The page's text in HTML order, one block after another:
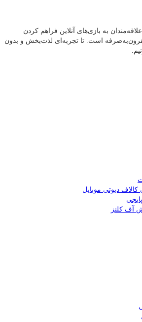
به بازی‌های آنلاین فراهم کردن
است. تا تجربه‌ای لذت‌بخش و بدون
دیوتی موبایل
آف کلنز